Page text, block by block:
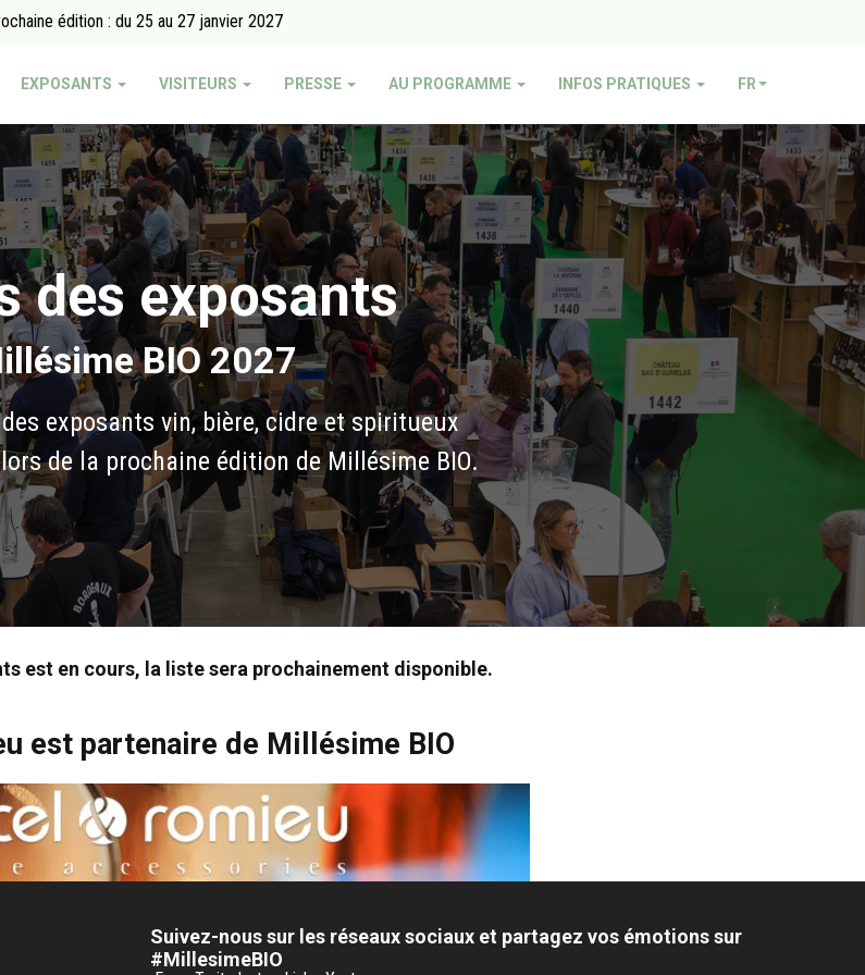
édition : du 25 au 27 janvier 2027
EXPOSANTS VISITEURS PRESSE AU PROGRAMME INFOS PRATIQUES FR
des exposants
BIO 2027
exposants vin, bière, cidre et spiritueux
de la prochaine édition de Millésime BIO.
est en cours, la liste sera prochainement disponible.
est partenaire de Millésime BIO
Suivez-nous sur les réseaux sociaux et partagez vos émotions sur
#MillesimeBIO